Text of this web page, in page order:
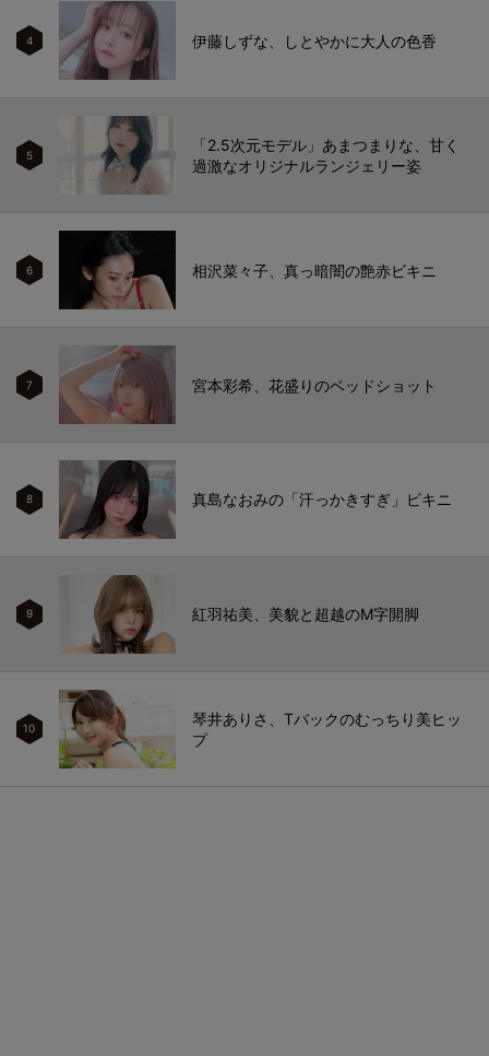
4 伊藤しずな、しとやかに大人の色香
5
「2.5次元モデル」あまつまりな、甘く
過激なオリジナルランジェリー姿
6 相沢菜々子、真っ暗闇の艶赤ビキニ
7 宮本彩希、花盛りのベッドショット
8 真島なおみの「汗っかきすぎ」ビキニ
9 紅羽祐美、美貌と超越のM字開脚
10
琴井ありさ、Tバックのむっちり美ヒッ
プ